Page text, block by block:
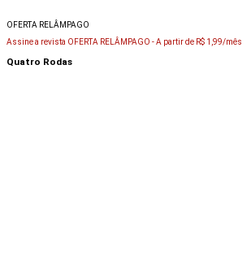
OFERTA RELÂMPAGO
Assine a revista OFERTA RELÂMPAGO -A partir de R$ 1,99/mês
Quatro Rodas